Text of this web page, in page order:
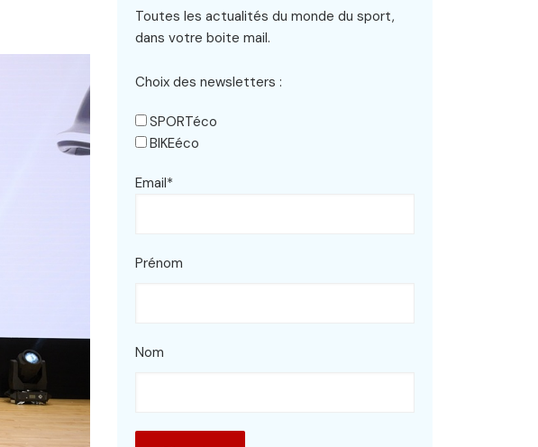
Toutes les actualités du monde du sport,
dans votre boite mail.
Choix des newsletters :
SPORTéco
BIKEéco
Email*
Prénom
Nom